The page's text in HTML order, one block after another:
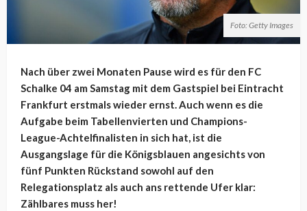
Foto: Getty Images
Nach über zwei Monaten Pause wird es für den FC
Schalke 04 am Samstag mit dem Gastspiel bei Eintracht
Frankfurt erstmals wieder ernst. Auch wenn es die
Aufgabe beim Tabellenvierten und Champions-
League-Achtelfinalisten in sich hat, ist die
Ausgangslage für die Königsblauen angesichts von
fünf Punkten Rückstand sowohl auf den
Relegationsplatz als auch ans rettende Ufer klar:
Zählbares muss her!